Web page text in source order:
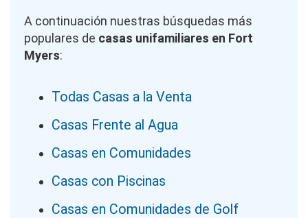
A continuación nuestras búsquedas más
populares de casas unifamiliares en Fort
Myers:
Todas Casas a la Venta
Casas Frente al Agua
Casas en Comunidades
Casas con Piscinas
Casas en Comunidades de Golf